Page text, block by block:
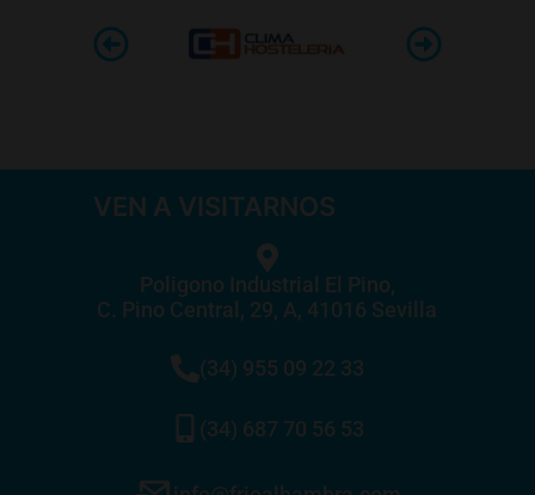
VEN A VISITARNOS
Poligono Industrial El Pino,
C. Pino Central, 29, A, 41016 Sevilla
(34) 955 09 22 33
(34) 687 70 56 53